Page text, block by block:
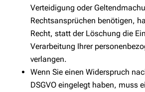
Verteidigung oder
Rechtsansprüchen benötigen,
Recht, statt der Löschung die
Verarbeitung Ihrer
verlangen.
Wenn Sie einen Widerspruch
DSGVO eingelegt haben, muss